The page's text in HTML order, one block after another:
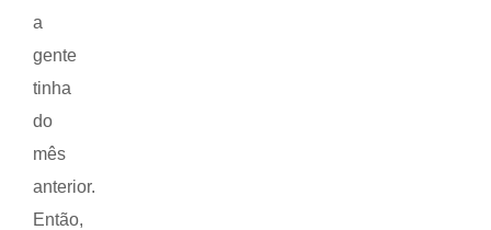
a
gente
tinha
do
mês
anterior.
Então,